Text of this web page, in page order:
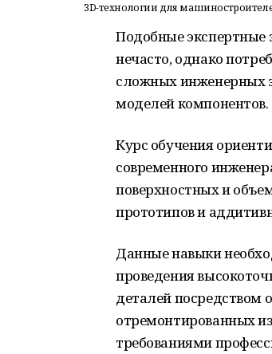
3D-технологии для
Подобные экспертные
нечасто, однако
сложных инженерных
моделей компонентов.
Курс обучения
современного
поверхностных и
прототипов и
Данные навыки
проведения
деталей посредством
отремонтированных
требованиями